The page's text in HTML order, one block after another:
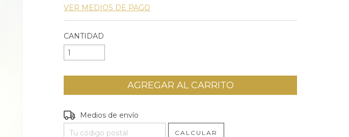
VER MEDIOS DE PAGO
CANTIDAD
Entregas para el CP:
Medios de envío
CALCULAR